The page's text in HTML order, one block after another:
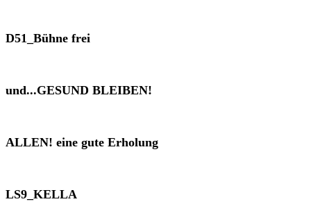
D51_Bühne frei
und...GESUND BLEIBEN!
ALLEN! eine gute Erholung
LS9_KELLA